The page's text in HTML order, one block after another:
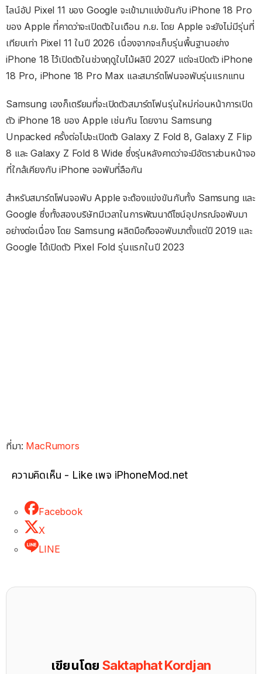
ไลน์อัป Pixel 11 ของ Google จะเข้ามาแข่งขันกับ iPhone 18 Pro
ของ Apple ที่คาดว่าจะเปิดตัวในเดือน ก.ย. โดย Apple จะยังไม่มีรุ่นที่
เทียบเท่า Pixel 11 ในปี 2026 เนื่องจากจะเก็บรุ่นพื้นฐานอย่าง
iPhone 18 ไว้เปิดตัวในช่วงฤดูใบไม้ผลิปี 2027 แต่จะเปิดตัว iPhone
18 Pro, iPhone 18 Pro Max และสมาร์ตโฟนจอพับรุ่นแรกแทน
Samsung เองก็เตรียมที่จะเปิดตัวสมาร์ตโฟนรุ่นใหม่ก่อนหน้าการเปิด
ตัว iPhone 18 ของ Apple เช่นกัน โดยงาน Samsung
Unpacked ครั้งต่อไปจะเปิดตัว Galaxy Z Fold 8, Galaxy Z Flip
8 และ Galaxy Z Fold 8 Wide ซึ่งรุ่นหลังคาดว่าจะมีอัตราส่วนหน้าจอ
ที่ใกล้เคียงกับ iPhone จอพับที่ลือกัน
สำหรับสมาร์ตโฟนจอพับ Apple จะต้องแข่งขันกับทั้ง Samsung และ
Google ซึ่งทั้งสองบริษัทมีเวลาในการพัฒนาดีไซน์อุปกรณ์จอพับมา
อย่างต่อเนื่อง โดย Samsung ผลิตมือถือจอพับมาตั้งแต่ปี 2019 และ
Google ได้เปิดตัว Pixel Fold รุ่นแรกในปี 2023
ที่มา: MacRumors
ความคิดเห็น - Like เพจ iPhoneMod.net
Facebook
X
LINE
เขียนโดย Saktaphat Kordjan